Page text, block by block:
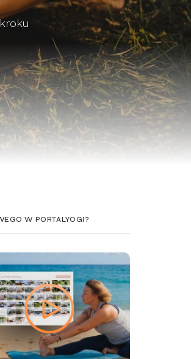
W PORTALYOGI?